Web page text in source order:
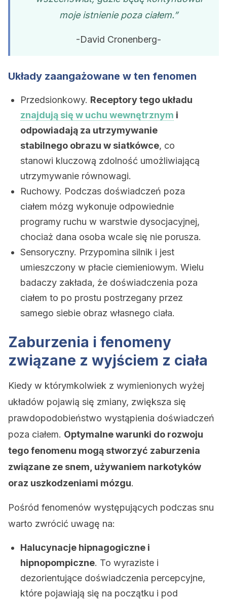
moje istnienie poza ciałem.”
-David Cronenberg-
Układy zaangażowane w ten fenomen
Przedsionkowy. Receptory tego układu
znajdują się w uchu wewnętrznym i
odpowiadają za utrzymywanie
stabilnego obrazu w siatkówce, co
stanowi kluczową zdolność umożliwiającą
utrzymywanie równowagi.
Ruchowy. Podczas doświadczeń poza
ciałem mózg wykonuje odpowiednie
programy ruchu w warstwie dysocjacyjnej,
chociaż dana osoba wcale się nie porusza.
Sensoryczny. Przypomina silnik i jest
umieszczony w płacie ciemieniowym. Wielu
badaczy zakłada, że doświadczenia poza
ciałem to po prostu postrzegany przez
samego siebie obraz własnego ciała.
Zaburzenia i fenomeny
związane z wyjściem z ciała
Kiedy w którymkolwiek z wymienionych wyżej
układów pojawią się zmiany, zwiększa się
prawdopodobieństwo wystąpienia doświadczeń
poza ciałem. Optymalne warunki do rozwoju
tego fenomenu mogą stworzyć zaburzenia
związane ze snem, używaniem narkotyków
oraz uszkodzeniami mózgu.
Pośród fenomenów występujących podczas snu
warto zwrócić uwagę na:
Halucynacje hipnagogiczne i
hipnopompiczne. To wyraziste i
dezorientujące doświadczenia percepcyjne,
które pojawiają się na początku i pod